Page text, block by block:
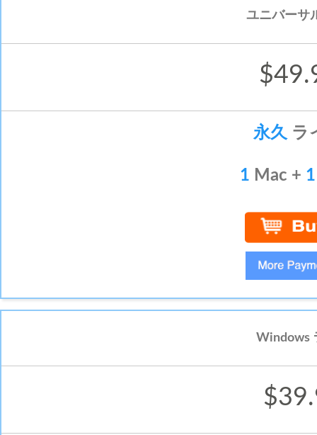
ユニバーサ
永久ラ
1 Mac + 1
Windows